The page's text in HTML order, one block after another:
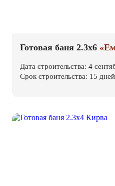
Готовая баня 2.3х6
Дата строительства: 4
Срок строительства: 15 дней